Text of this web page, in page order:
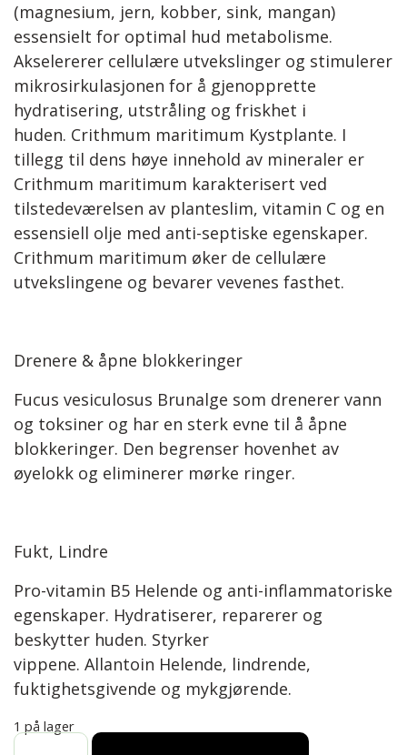
(magnesium, jern, kobber, sink, mangan)
essensielt for optimal hud metabolisme.
Akselererer cellulære utvekslinger og stimulerer
mikrosirkulasjonen for å gjenopprette
hydratisering, utstråling og friskhet i
huden. Crithmum maritimum Kystplante. I
tillegg til dens høye innehold av mineraler er
Crithmum maritimum karakterisert ved
tilstedeværelsen av planteslim, vitamin C og en
essensiell olje med anti-septiske egenskaper.
Crithmum maritimum øker de cellulære
utvekslingene og bevarer vevenes fasthet.
Drenere & åpne blokkeringer
Fucus vesiculosus Brunalge som drenerer vann
og toksiner og har en sterk evne til å åpne
blokkeringer. Den begrenser hovenhet av
øyelokk og eliminerer mørke ringer.
Fukt, Lindre
Pro-vitamin B5 Helende og anti-inflammatoriske
egenskaper. Hydratiserer, reparerer og
beskytter huden. Styrker
vippene. Allantoin Helende, lindrende,
fuktighetsgivende og mykgjørende.
1 på lager
MICELLAR GEL EYE MAKEUP REMOVER (70 ML) antall